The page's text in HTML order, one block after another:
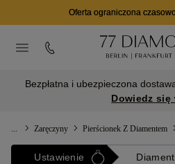
Oferta ograniczona
Bezpłatna i ubezpieczona
Dowiedz się
Zaręczyny Pierścionek Z Diamentem
Ustawienie Diament